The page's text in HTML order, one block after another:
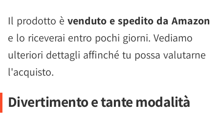
Il prodotto è venduto e spedito da Amazon
e lo riceverai entro pochi giorni. Vediamo
ulteriori dettagli affinché tu possa valutarne
l'acquisto.
Divertimento e tante modalità